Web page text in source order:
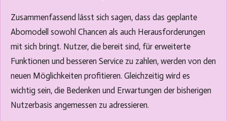
Zusammenfassend lässt sich sagen, dass das geplante
Abomodell sowohl Chancen als auch Herausforderungen
mit sich bringt. Nutzer, die bereit sind, für erweiterte
Funktionen und besseren Service zu zahlen, werden von den
neuen Möglichkeiten profitieren. Gleichzeitig wird es
wichtig sein, die Bedenken und Erwartungen der bisherigen
Nutzerbasis angemessen zu adressieren.